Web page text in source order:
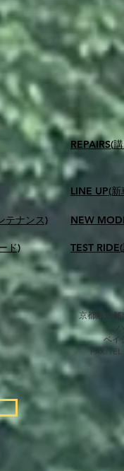
テナンス)
ド)
​REPAIRS(
LINE UP(
NEW
TEST
京都府京都
ベイ
FAX/TEL